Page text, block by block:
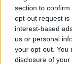
section to
opt-out request is
interest-based
us or personal
your opt-out. You
disclosure of
mattina, l'uomo di
scalzo, quale
Voleva sottrarle
avuto un incidente.